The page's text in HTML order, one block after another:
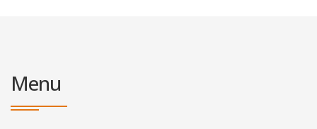
Menu